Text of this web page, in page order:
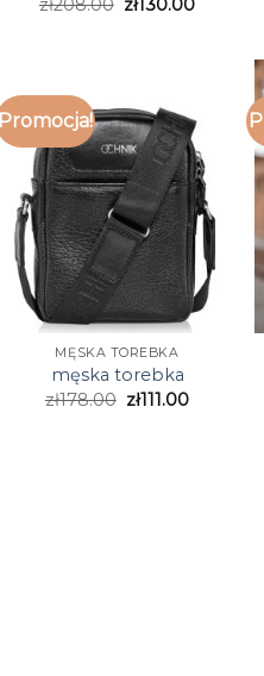
Promocja!
MĘSKA TOREBKA
męska torebka
zł178.00 zł111.00